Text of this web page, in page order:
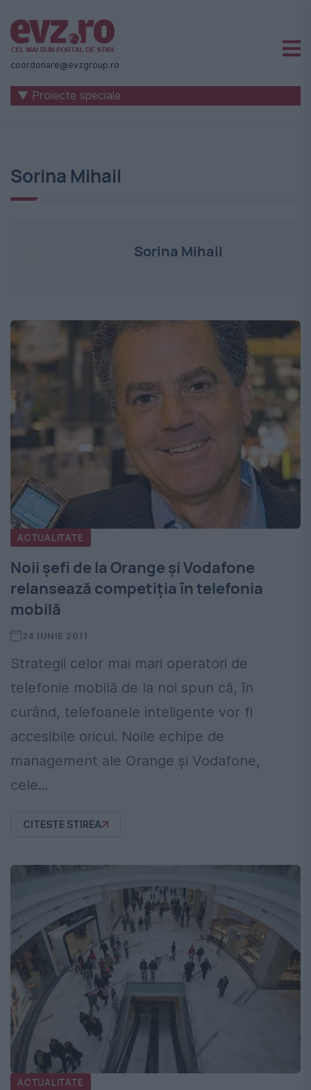
Știri
naționale
internaționale
-
Evenimentul
coordonare@evzgroup.ro
▼ Proiecte speciale
Sorina Mihail
Sorina Mihail
ACTUALITATE
Noii şefi de la Orange şi Vodafone
relansează competiţia în telefonia
mobilă
24 IUNIE 2011
Strategii celor mai mari operatori de
telefonie mobilă de la noi spun că, în
curând, telefoanele inteligente vor fi
accesibile oricui. Noile echipe de
management ale Orange şi Vodafone,
cele...
CITESTE STIREA
ACTUALITATE